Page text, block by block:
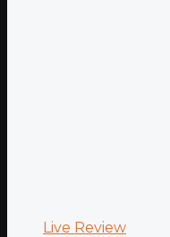
Live Review